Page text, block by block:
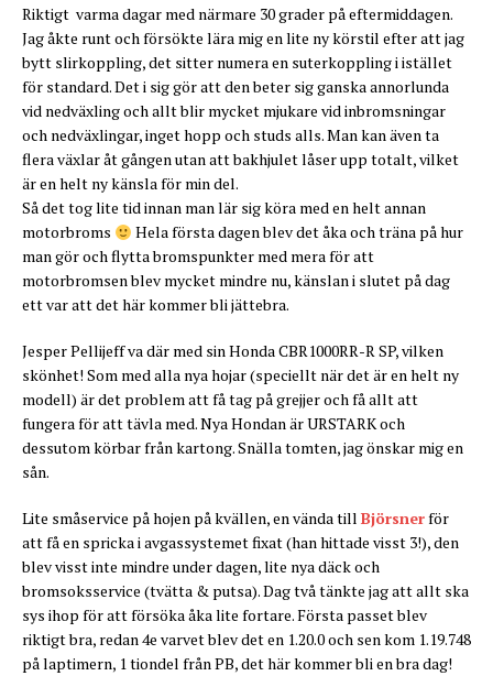
Riktigt varma dagar med närmare 30 grader på eftermiddagen.
Jag åkte runt och försökte lära mig en lite ny körstil efter att jag
bytt slirkoppling, det sitter numera en suterkoppling i istället
för standard. Det i sig gör att den beter sig ganska annorlunda
vid nedväxling och allt blir mycket mjukare vid inbromsningar
och nedväxlingar, inget hopp och studs alls. Man kan även ta
flera växlar åt gången utan att bakhjulet låser upp totalt, vilket
är en helt ny känsla för min del.
Så det tog lite tid innan man lär sig köra med en helt annan
motorbroms
Hela första dagen blev det åka och träna på hur
man gör och flytta bromspunkter med mera för att
motorbromsen blev mycket mindre nu, känslan i slutet på dag
ett var att det här kommer bli jättebra.
Jesper Pellijeff va där med sin Honda CBR1000RR-R SP, vilken
skönhet! Som med alla nya hojar (speciellt när det är en helt ny
modell) är det problem att få tag på grejjer och få allt att
fungera för att tävla med. Nya Hondan är URSTARK och
dessutom körbar från kartong. Snälla tomten, jag önskar mig en
sån.
Lite småservice på hojen på kvällen, en vända till Björsnerför
att få en spricka i avgassystemet fixat (han hittade visst 3!), den
blev visst inte mindre under dagen, lite nya däck och
bromsoksservice (tvätta & putsa). Dag två tänkte jag att allt ska
sys ihop för att försöka åka lite fortare. Första passet blev
riktigt bra, redan 4e varvet blev det en 1.20.0 och sen kom 1.19.748
på laptimern, 1 tiondel från PB, det här kommer bli en bra dag!